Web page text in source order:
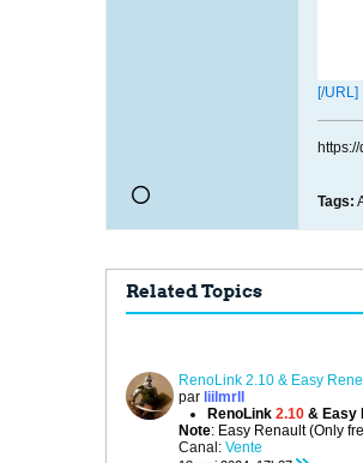
[/URL]
Tags:
Related Topics
RenoLink 2.10 & Easy
par liilmrll
RenoLink 2.10 & Easy
Note: Easy Renault (Only
Canal: Vente